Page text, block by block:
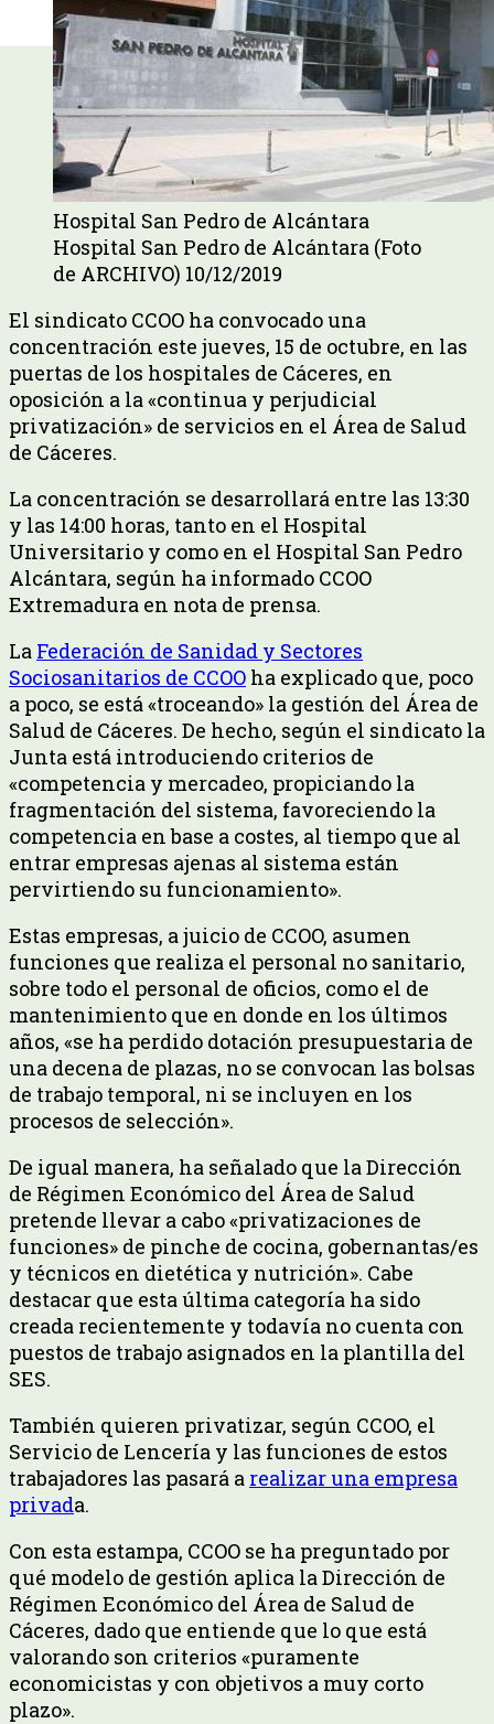
Hospital San Pedro de Alcántara
Hospital San Pedro de Alcántara (Foto
de ARCHIVO) 10/12/2019
El sindicato CCOO ha convocado una
concentración este jueves, 15 de octubre, en las
puertas de los hospitales de Cáceres, en
oposición a la «continua y perjudicial
privatización» de servicios en el Área de Salud
de Cáceres.
La concentración se desarrollará entre las 13:30
y las 14:00 horas, tanto en el Hospital
Universitario y como en el Hospital San Pedro
Alcántara, según ha informado CCOO
Extremadura en nota de prensa.
La Federación de Sanidad y Sectores
Sociosanitarios de CCOO ha explicado que, poco
a poco, se está «troceando» la gestión del Área de
Salud de Cáceres. De hecho, según el sindicato la
Junta está introduciendo criterios de
«competencia y mercadeo, propiciando la
fragmentación del sistema, favoreciendo la
competencia en base a costes, al tiempo que al
entrar empresas ajenas al sistema están
pervirtiendo su funcionamiento».
Estas empresas, a juicio de CCOO, asumen
funciones que realiza el personal no sanitario,
sobre todo el personal de oficios, como el de
mantenimiento que en donde en los últimos
años, «se ha perdido dotación presupuestaria de
una decena de plazas, no se convocan las bolsas
de trabajo temporal, ni se incluyen en los
procesos de selección».
De igual manera, ha señalado que la Dirección
de Régimen Económico del Área de Salud
pretende llevar a cabo «privatizaciones de
funciones» de pinche de cocina, gobernantas/es
y técnicos en dietética y nutrición». Cabe
destacar que esta última categoría ha sido
creada recientemente y todavía no cuenta con
puestos de trabajo asignados en la plantilla del
SES.
También quieren privatizar, según CCOO, el
Servicio de Lencería y las funciones de estos
trabajadores las pasará a realizar una empresa
privada.
Con esta estampa, CCOO se ha preguntado por
qué modelo de gestión aplica la Dirección de
Régimen Económico del Área de Salud de
Cáceres, dado que entiende que lo que está
valorando son criterios «puramente
economicistas y con objetivos a muy corto
plazo».